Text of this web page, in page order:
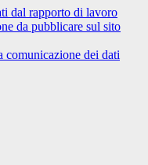
dal rapporto di lavoro
da pubblicare sul sito
comunicazione dei dati